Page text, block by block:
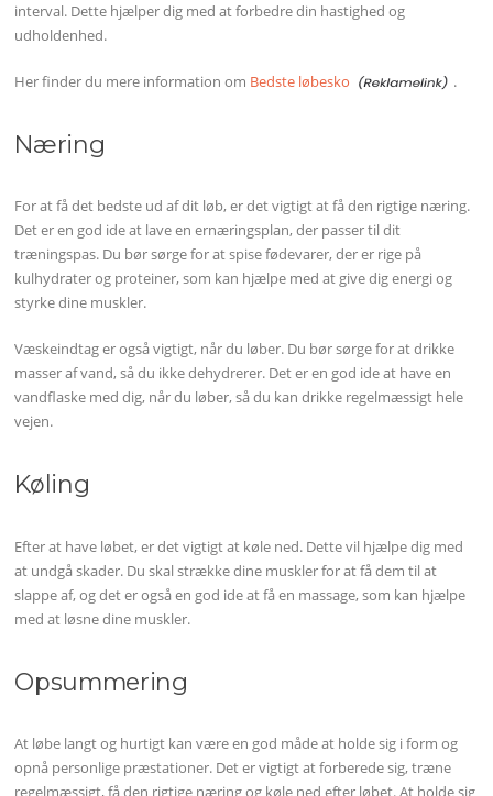
interval. Dette hjælper dig med at forbedre din hastighed og
udholdenhed.
Her finder du mere information om Bedste løbesko .
Næring
For at få det bedste ud af dit løb, er det vigtigt at få den rigtige næring.
Det er en god ide at lave en ernæringsplan, der passer til dit
træningspas. Du bør sørge for at spise fødevarer, der er rige på
kulhydrater og proteiner, som kan hjælpe med at give dig energi og
styrke dine muskler.
Væskeindtag er også vigtigt, når du løber. Du bør sørge for at drikke
masser af vand, så du ikke dehydrerer. Det er en god ide at have en
vandflaske med dig, når du løber, så du kan drikke regelmæssigt hele
vejen.
Køling
Efter at have løbet, er det vigtigt at køle ned. Dette vil hjælpe dig med
at undgå skader. Du skal strække dine muskler for at få dem til at
slappe af, og det er også en god ide at få en massage, som kan hjælpe
med at løsne dine muskler.
Opsummering
At løbe langt og hurtigt kan være en god måde at holde sig i form og
opnå personlige præstationer. Det er vigtigt at forberede sig, træne
regelmæssigt, få den rigtige næring og køle ned efter løbet. At holde sig